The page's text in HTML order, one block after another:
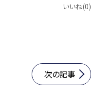
いいね(0)
次の記事